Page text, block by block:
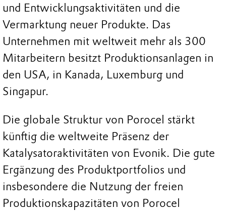
und Entwicklungsaktivitäten und die
Vermarktung neuer Produkte. Das
Unternehmen mit weltweit mehr als 300
Mitarbeitern besitzt Produktionsanlagen in
den USA, in Kanada, Luxemburg und
Singapur.
Die globale Struktur von Porocel stärkt
künftig die weltweite Präsenz der
Katalysatoraktivitäten von Evonik. Die gute
Ergänzung des Produktportfolios und
insbesondere die Nutzung der freien
Produktionskapazitäten von Porocel